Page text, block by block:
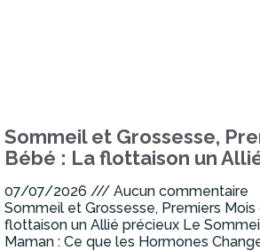
Sommeil et Grossesse,
Bébé : La flottaison un
07/07/2026
Aucun commentaire
Sommeil et Grossesse, Premiers
flottaison un Allié précieux Le
Maman : Ce que les Hormones